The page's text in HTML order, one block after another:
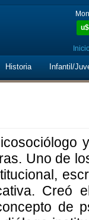
u$
Historia Infantil/
Uno de
Creó
de